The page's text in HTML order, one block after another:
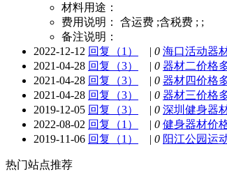
材料用途：
费用说明： 含运费 ;含税费 ; ;
备注说明：
2022-12-12 回复（1） | 0 海口活动器
2021-04-28 回复（3） | 0 器材二价格
2021-04-28 回复（3） | 0 器材四价格
2021-04-28 回复（3） | 0 器材三价格
2019-12-05 回复（3） | 0 深圳健身器
2022-08-02 回复（1） | 0 健身器材价
2019-11-06 回复（1） | 0 阳江公园运
热门站点推荐